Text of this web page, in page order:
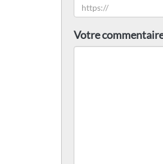
Votre